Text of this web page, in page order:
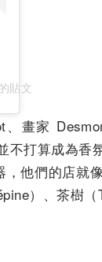
貼文
畫家
打算成為香
他們的店就
）、茶樹